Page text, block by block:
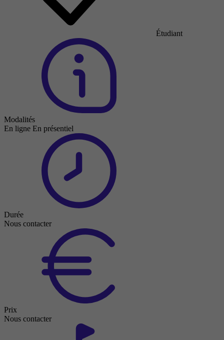
Étudiant
Modalités
En ligne En présentiel
Durée
Nous contacter
Prix
Nous contacter